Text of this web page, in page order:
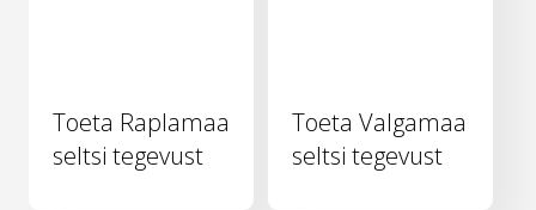
Toeta Raplamaa
seltsi tegevust
Toeta Valgamaa
seltsi tegevust